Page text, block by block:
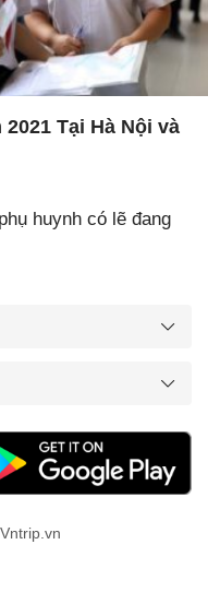
Tại Hà Nội và
huynh có lẽ đang